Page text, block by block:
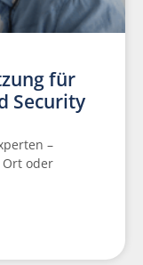
für
Security
–
oder